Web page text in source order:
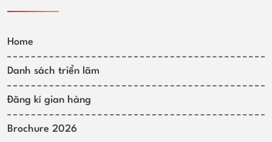
Home
Danh sách triển lãm
Đăng kí gian hàng
Brochure 2026